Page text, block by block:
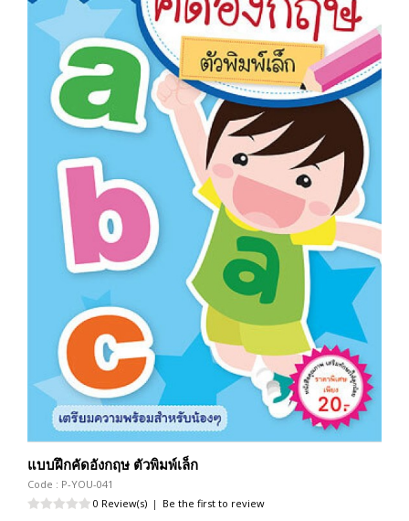
แบบฝึกคัดอังกฤษ ตัวพิมพ์เล็ก
Code : P-YOU-041
0 Review(s) | Be the first to review